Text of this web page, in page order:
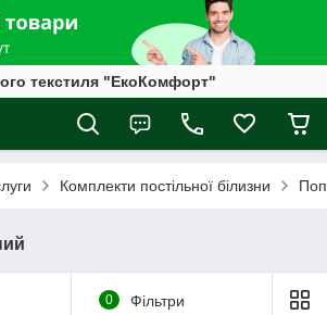
текстиля "ЕкоКомфорт"
Комплекти постільної білизни
0 Фільтри